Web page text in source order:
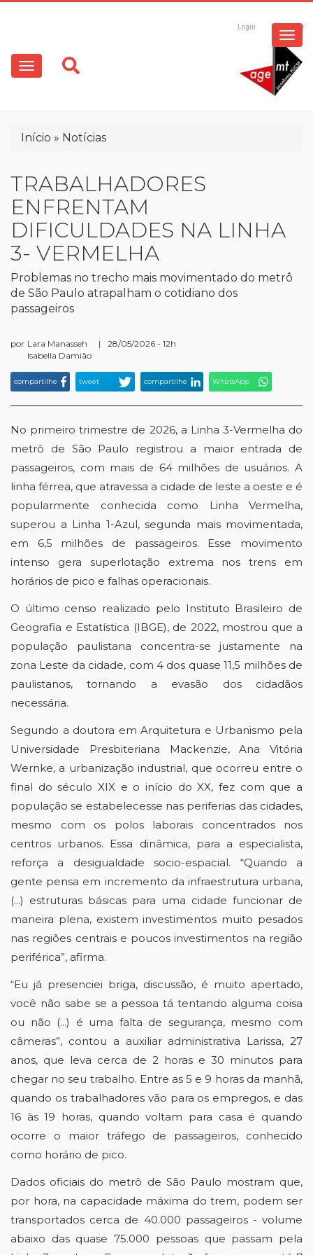
conteúdo
principal
Login Registrar
Main
navigation
Trilha
navegação
Início Notícias
TRABALHADORES
ENFRENTAM
DIFICULDADES NA LINHA
3- VERMELHA
Problemas no trecho mais movimentado do metrô
de São Paulo atrapalham o cotidiano dos
passageiros
por Lara Manasseh
Isabella Damião
| 28/05/2026 - 12h
compartilhe tweet compartilhe WhatsApp
No primeiro trimestre de 2026, a Linha 3-Vermelha do
metrô de São Paulo registrou a maior entrada de
passageiros, com mais de 64 milhões de usuários. A
linha férrea, que atravessa a cidade de leste a oeste e é
popularmente conhecida como Linha Vermelha,
superou a Linha 1-Azul, segunda mais movimentada,
em 6,5 milhões de passageiros. Esse movimento
intenso gera superlotação extrema nos trens em
horários de pico e falhas operacionais.
O último censo realizado pelo Instituto Brasileiro de
Geografia e Estatística (IBGE), de 2022, mostrou que a
população paulistana concentra-se justamente na
zona Leste da cidade, com 4 dos quase 11,5 milhões de
paulistanos, tornando a evasão dos cidadãos
necessária.
Segundo a doutora em Arquitetura e Urbanismo pela
Universidade Presbiteriana Mackenzie, Ana Vitória
Wernke, a urbanização industrial, que ocorreu entre o
final do século XIX e o início do XX, fez com que a
população se estabelecesse nas periferias das cidades,
mesmo com os polos laborais concentrados nos
centros urbanos. Essa dinâmica, para a especialista,
reforça a desigualdade socio-espacial. “Quando a
gente pensa em incremento da infraestrutura urbana,
(...) estruturas básicas para uma cidade funcionar de
maneira plena, existem investimentos muito pesados
nas regiões centrais e poucos investimentos na região
periférica”, afirma.
“Eu já presenciei briga, discussão, é muito apertado,
você não sabe se a pessoa tá tentando alguma coisa
ou não (...) é uma falta de segurança, mesmo com
câmeras”, contou a auxiliar administrativa Larissa, 27
anos, que leva cerca de 2 horas e 30 minutos para
chegar no seu trabalho. Entre as 5 e 9 horas da manhã,
quando os trabalhadores vão para os empregos, e das
16 às 19 horas, quando voltam para casa é quando
ocorre o maior tráfego de passageiros, conhecido
como horário de pico.
Dados oficiais do metrô de São Paulo mostram que,
por hora, na capacidade máxima do trem, podem ser
transportados cerca de 40.000 passageiros - volume
abaixo das quase 75.000 pessoas que passam pela